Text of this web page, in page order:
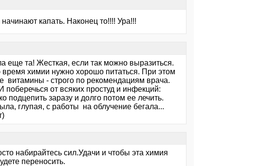
капать. Наконец то!!!! Ура!!!
еще та! Жесткая, если так можно выразиться.
химии нужно хорошо питаться. При этом
витамины - строго по рекомендациям врача.
от всяких простуд и инфекций:
подцепить заразу и долго потом ее лечить.
глупая, с работы на облучение бегала...
набирайтесь сил.Удачи и чтобы эта химия
переносить.